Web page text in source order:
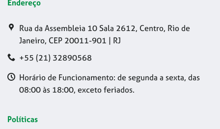
Endereço
Rua da Assembleia 10 Sala 2612, Centro, Rio de
Janeiro, CEP 20011-901 | RJ
+55 (21) 32890568
Horário de Funcionamento: de segunda a sexta, das
08:00 às 18:00, exceto feriados.
Políticas